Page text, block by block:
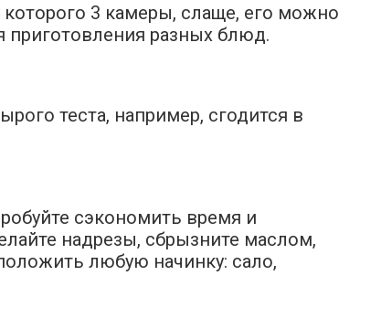
которого 3 камеры, слаще, его можно
приготовления разных блюд.
теста, например, сгодится в
сэкономить время и
надрезы, сбрызните маслом,
любую начинку: сало,